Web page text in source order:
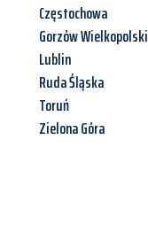
Częstochowa
Gorzów Wielkopolski
Lublin
Ruda Śląska
Toruń
Zielona Góra